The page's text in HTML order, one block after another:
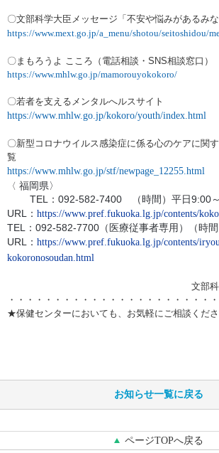
〇文部科学大臣メッセージ「不安や悩みがあるみな
https://www.mext.go.jp/a_menu/shotou/seitoshidou/
〇まもろうよ こころ （ 電話相談・SNS相談窓口 ）
https://www.mhlw.go.jp/mamorouyokokoro/
〇若者を支えるメンタルへルスサイト
https://www.mhlw.go.jp/kokoro/youth/index.html
〇新型コロナウイルス感染症に係る心のケアに関
覧
https://www.mhlw.go.jp/stf/newpage_12255.html
〈 福岡県〉
TEL：092-582-7400
（時間）平日9:00
URL： https://www.pref.fukuoka.lg.jp/contents/
TEL：092-582-7700（医療従事者専用）（時
URL： https://www.pref.fukuoka.lg.jp/contents/
kokoronosoudan.html
令和4年
文部科学大臣 末
・・・・・・・・・・・・・・・・・・・・・・
★保健センターにおいても、お気軽にご相談くだ
お知らせ一覧に戻る
ページTOPへ戻る